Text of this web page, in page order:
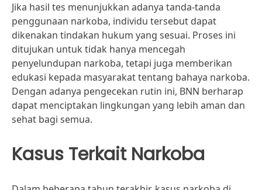
Jika hasil tes menunjukkan adanya tanda-tanda
penggunaan narkoba, individu tersebut dapat
dikenakan tindakan hukum yang sesuai. Proses ini
ditujukan untuk tidak hanya mencegah
penyelundupan narkoba, tetapi juga memberikan
edukasi kepada masyarakat tentang bahaya narkoba.
Dengan adanya pengecekan rutin ini, BNN berharap
dapat menciptakan lingkungan yang lebih aman dan
sehat bagi semua.
Kasus Terkait Narkoba